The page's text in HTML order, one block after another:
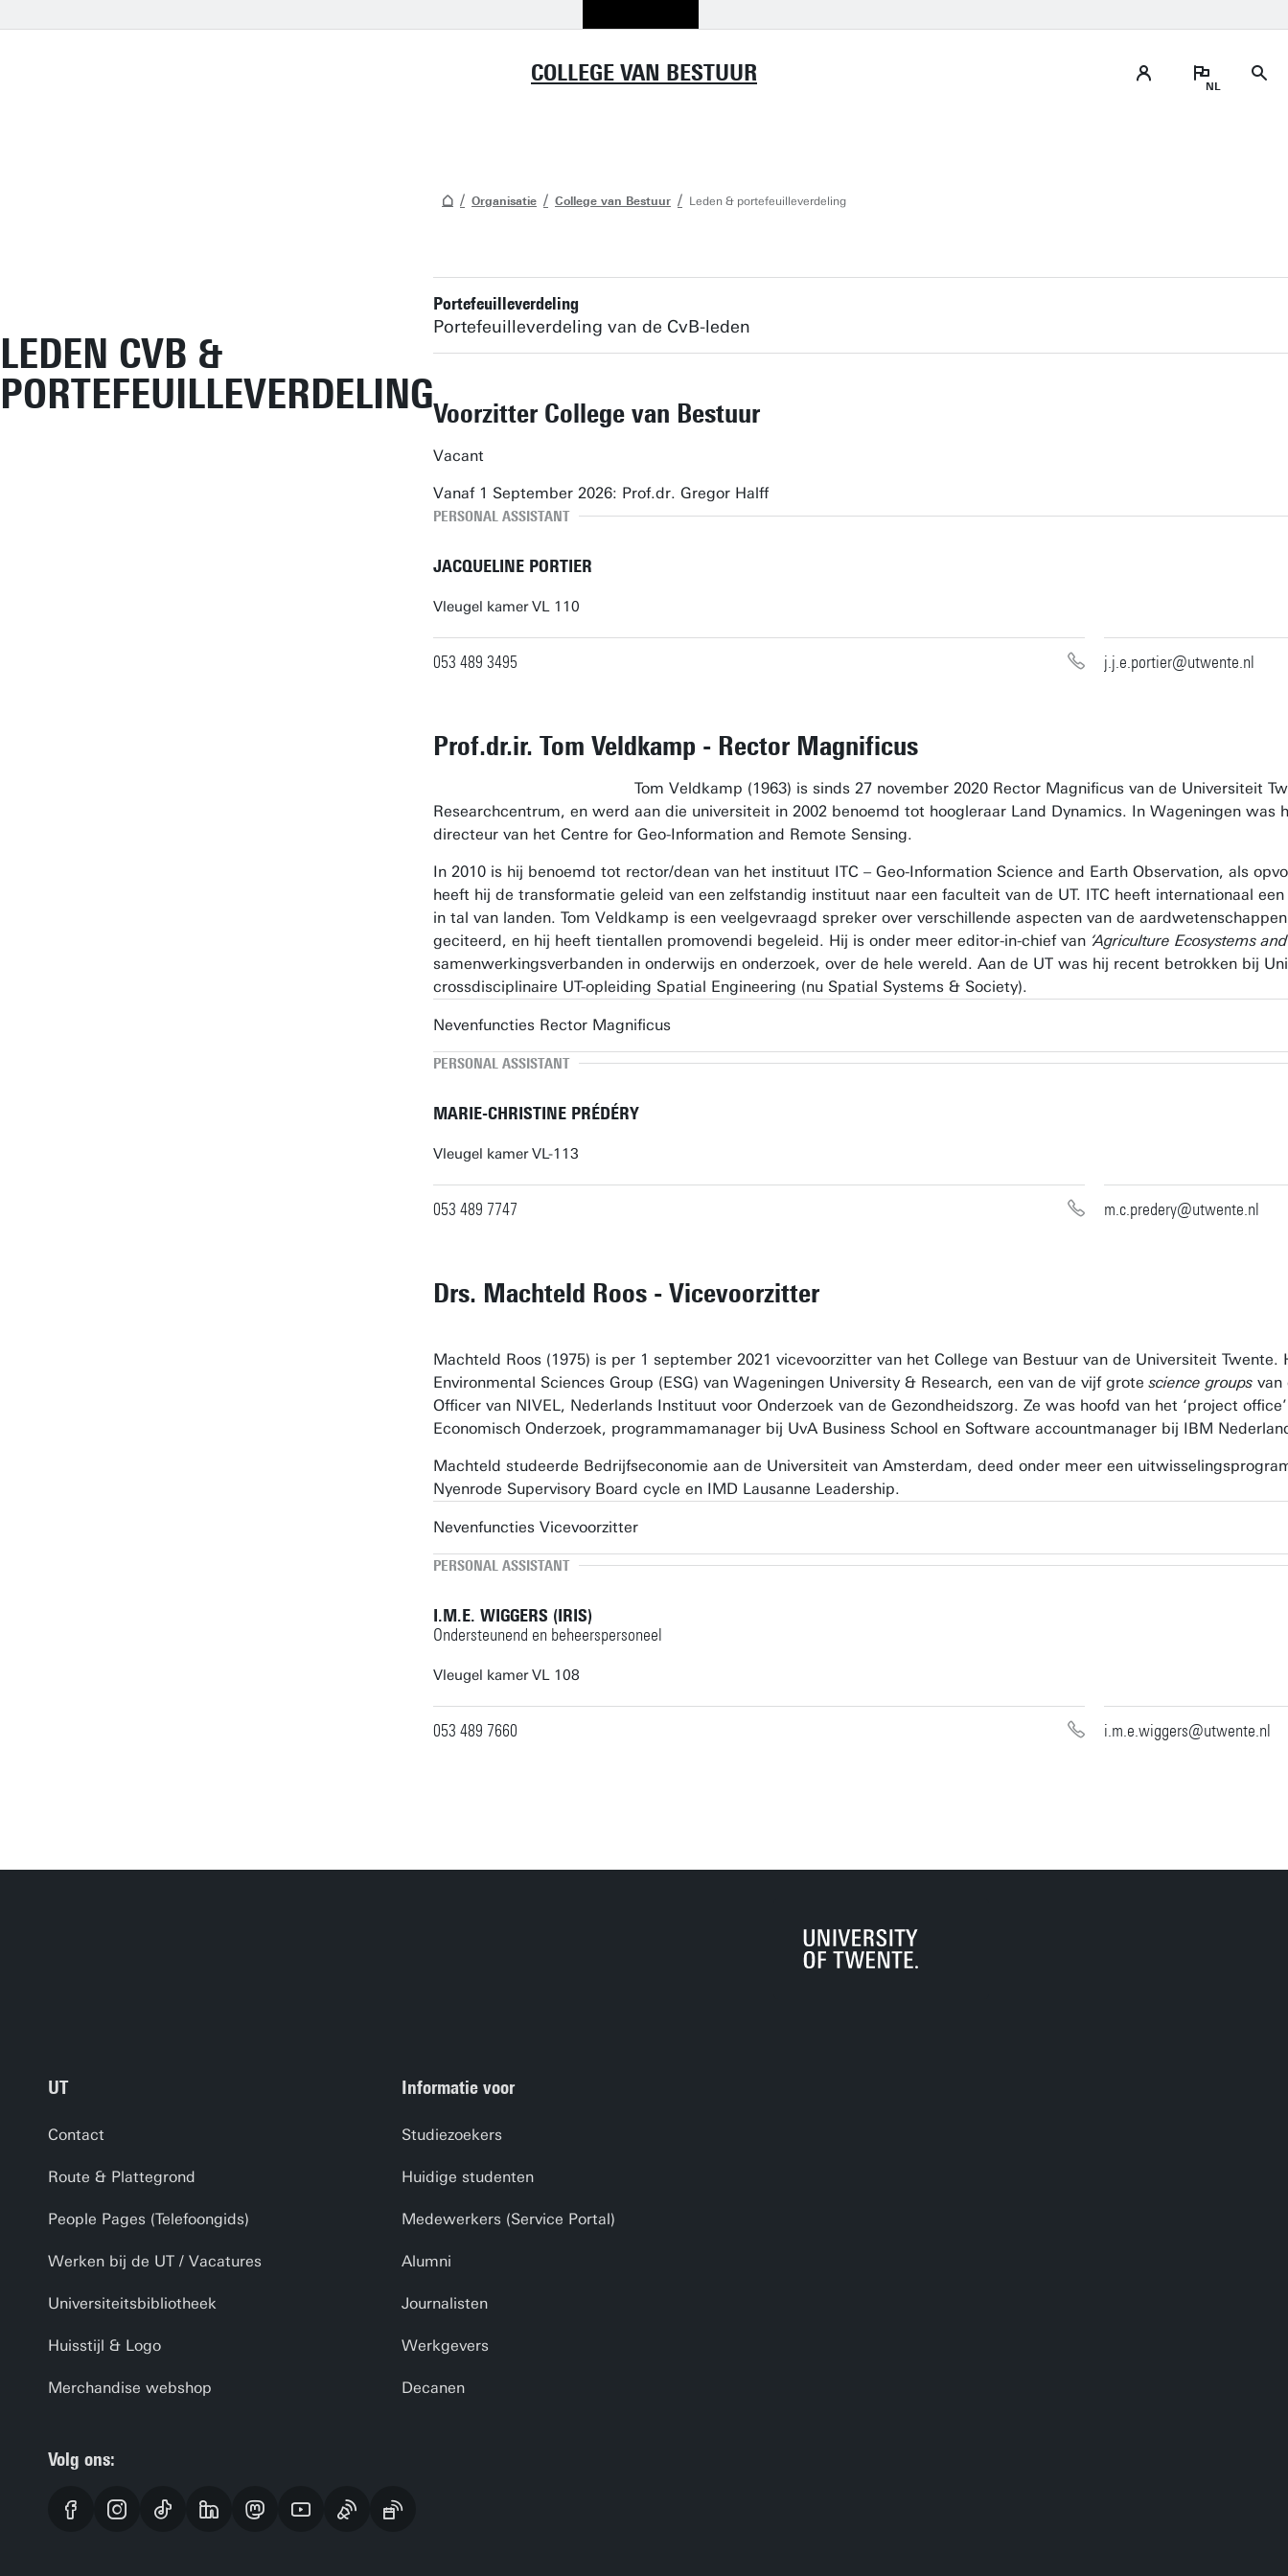
COLLEGE VAN BESTUUR
Organisatie College van Bestuur Leden & portefeuilleverdeling
LEDEN CVB &
PORTEFEUILLEVERDELING
Portefeuilleverdeling
Portefeuilleverdeling van de CvB-leden
Voorzitter College van Bestuur
Vacant
Vanaf 1 September 2026: Prof.dr. Gregor Halff
PERSONAL ASSISTANT
JACQUELINE PORTIER
Vleugel kamer VL 110
053 489 3495 j.j.e.portier@utwente.nl
Prof.dr.ir. Tom Veldkamp - Rector Magnificus
Tom Veldkamp (1963) is sinds 27 november 2020 Rector Magnificus van de Universiteit
Researchcentrum, en werd aan die universiteit in 2002 benoemd tot hoogleraar Land Dynamics. In Wageningen
directeur van het Centre for Geo-Information and Remote Sensing.
In 2010 is hij benoemd tot rector/dean van het instituut ITC – Geo-Information Science and Earth Observation, als
heeft hij de transformatie geleid van een zelfstandig instituut naar een faculteit van de UT. ITC heeft internationaal
in tal van landen. Tom Veldkamp is een veelgevraagd spreker over verschillende aspecten van de
geciteerd, en hij heeft tientallen promovendi begeleid. Hij is onder meer editor-in-chief van ‘Agriculture Ecosystems
samenwerkingsverbanden in onderwijs en onderzoek, over de hele wereld. Aan de UT was hij recent betrokken bij
crossdisciplinaire UT-opleiding Spatial Engineering (nu Spatial Systems & Society).
Nevenfuncties Rector Magnificus
PERSONAL ASSISTANT
MARIE-CHRISTINE PRÉDÉRY
Vleugel kamer VL-113
053 489 7747 m.c.predery@utwente.nl
Drs. Machteld Roos - Vicevoorzitter
Machteld Roos (1975) is per 1 september 2021 vicevoorzitter van het College van Bestuur van de Universiteit
Environmental Sciences Group (ESG) van Wageningen University & Research, een van de vijf grotescience groups van
Officer van NIVEL, Nederlands Instituut voor Onderzoek van de Gezondheidszorg. Ze was hoofd van het ‘project
Economisch Onderzoek, programmamanager bij UvA Business School en Software accountmanager bij IBM
Machteld studeerde Bedrijfseconomie aan de Universiteit van Amsterdam, deed onder meer een
Nyenrode Supervisory Board cycle en IMD Lausanne Leadership.
Nevenfuncties Vicevoorzitter
PERSONAL ASSISTANT
I.M.E. WIGGERS (IRIS)
Ondersteunend en beheerspersoneel
Vleugel kamer VL 108
053 489 7660 i.m.e.wiggers@utwente.nl
UT
Contact
Route & Plattegrond
People Pages (Telefoongids)
Werken bij de UT / Vacatures
Universiteitsbibliotheek
Huisstijl & Logo
Merchandise webshop
Informatie voor
Studiezoekers
Huidige studenten
Medewerkers (Service Portal)
Alumni
Journalisten
Werkgevers
Decanen
Volg ons: